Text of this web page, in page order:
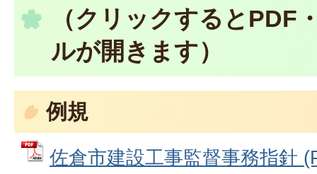
（クリックするとPDF
ルが開きます）
例規
佐倉市建設工事監督事務指針